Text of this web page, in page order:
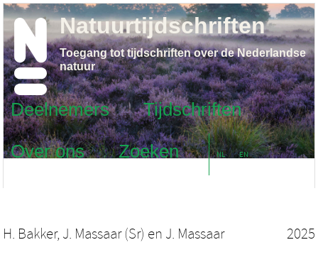
Deelnemers
Tijdschriften
Over ons
Zoeken NL EN
Natuurtijdschriften
Toegang tot tijdschriften over de Nederlandse
natuur
H. Bakker, J. Massaar (Sr) en J. Massaar 2025